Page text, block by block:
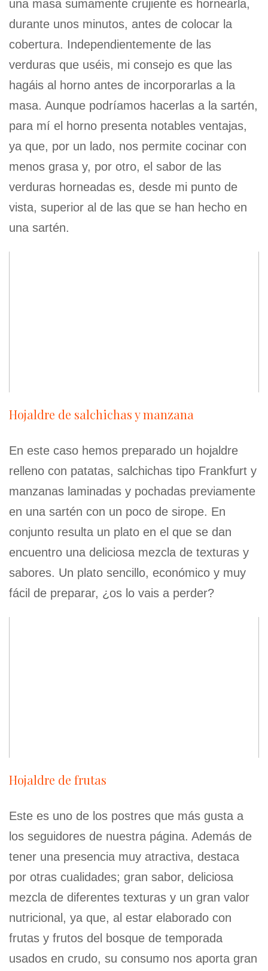
una masa sumamente crujiente es hornearla,
durante unos minutos, antes de colocar la
cobertura. Independientemente de las
verduras que uséis, mi consejo es que las
hagáis al horno antes de incorporarlas a la
masa. Aunque podríamos hacerlas a la sartén,
para mí el horno presenta notables ventajas,
ya que, por un lado, nos permite cocinar con
menos grasa y, por otro, el sabor de las
verduras horneadas es, desde mi punto de
vista, superior al de las que se han hecho en
una sartén.
Hojaldre de salchichas y manzana
En este caso hemos preparado un hojaldre
relleno con patatas, salchichas tipo Frankfurt y
manzanas laminadas y pochadas previamente
en una sartén con un poco de sirope. En
conjunto resulta un plato en el que se dan
encuentro una deliciosa mezcla de texturas y
sabores. Un plato sencillo, económico y muy
fácil de preparar, ¿os lo vais a perder?
Hojaldre de frutas
Este es uno de los postres que más gusta a
los seguidores de nuestra página. Además de
tener una presencia muy atractiva, destaca
por otras cualidades; gran sabor, deliciosa
mezcla de diferentes texturas y un gran valor
nutricional, ya que, al estar elaborado con
frutas y frutos del bosque de temporada
usados en crudo, su consumo nos aporta gran